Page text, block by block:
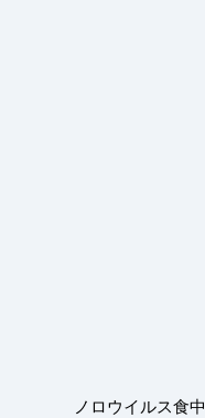
ノロウイルス食